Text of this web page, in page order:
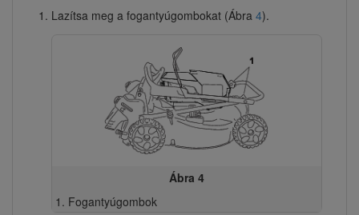
Lazítsa meg a fogantyúgombokat (Ábra 4).
Ábra 4
Fogantyúgombok